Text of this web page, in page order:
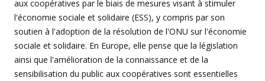
aux coopératives par le biais de mesures visant à stimuler
l'économie sociale et solidaire (ESS), y compris par son
soutien à l'adoption de la résolution de l'ONU sur l'économie
sociale et solidaire. En Europe, elle pense que la législation
ainsi que l'amélioration de la connaissance et de la
sensibilisation du public aux coopératives sont essentielles